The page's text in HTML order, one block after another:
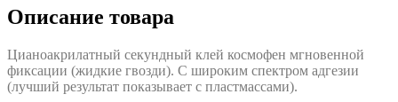
Описание товара
Цианоакрилатный секундный клей космофен мгновенной
фиксации (жидкие гвозди). С широким спектром адгезии
(лучший результат показывает с плаcтмассами).